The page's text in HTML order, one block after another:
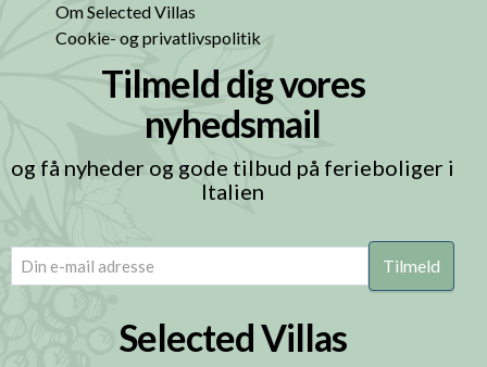
Om Selected Villas
Cookie- og privatlivspolitik
Tilmeld dig vores
nyhedsmail
og få nyheder og gode tilbud på ferieboliger i
Italien
(Påkrævet)
Selected Villas